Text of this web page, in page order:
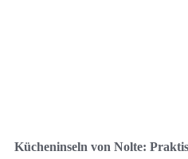
Kücheninseln von Nolte: